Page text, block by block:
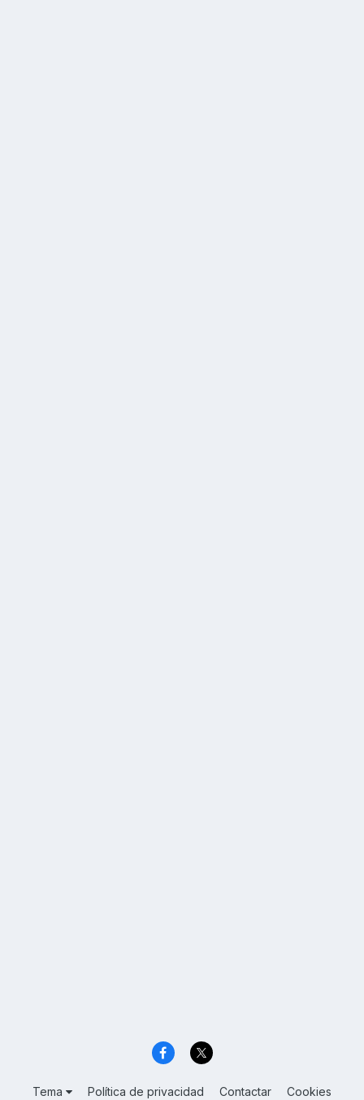
Tema Política de privacidad Contactar Cookies